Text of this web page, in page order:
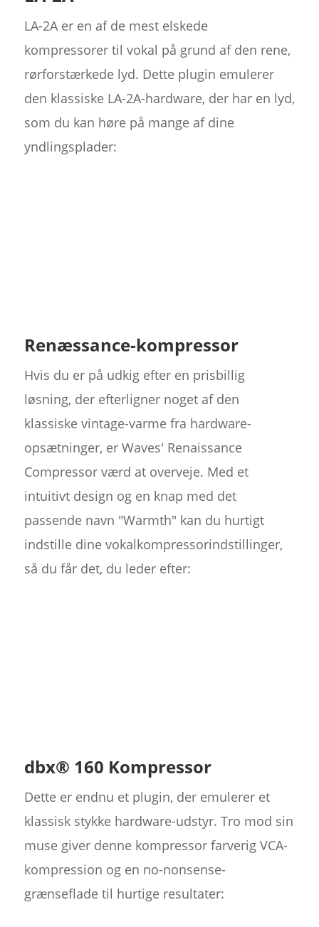
LA-2A er en af de mest elskede
kompressorer til vokal på grund af den rene,
rørforstærkede lyd. Dette plugin emulerer
den klassiske LA-2A-hardware, der har en lyd,
som du kan høre på mange af dine
yndlingsplader:
Renæssance-kompressor
Hvis du er på udkig efter en prisbillig
løsning, der efterligner noget af den
klassiske vintage-varme fra hardware-
opsætninger, er Waves' Renaissance
Compressor værd at overveje. Med et
intuitivt design og en knap med det
passende navn "Warmth" kan du hurtigt
indstille dine vokalkompressorindstillinger,
så du får det, du leder efter:
dbx® 160 Kompressor
Dette er endnu et plugin, der emulerer et
klassisk stykke hardware-udstyr. Tro mod sin
muse giver denne kompressor farverig VCA-
kompression og en no-nonsense-
grænseflade til hurtige resultater: